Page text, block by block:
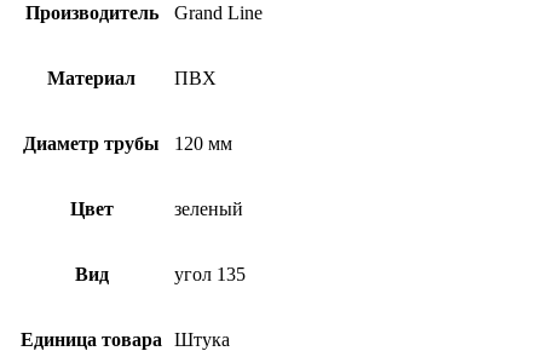
Производитель Grand Line
Материал ПВХ
Диаметр трубы 120 мм
Цвет зеленый
Вид угол 135
Единица товара Штука